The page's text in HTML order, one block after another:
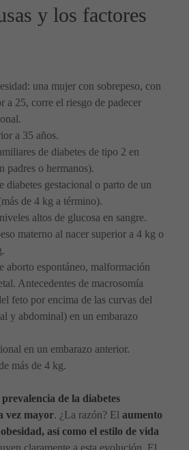
y los factores
una mujer con sobrepeso, con
a 25, corre el riesgo de padecer
a 35 años.
de diabetes de tipo 2 en
padres o hermanos).
diabetes gestacional o parto de un
de 4 kg a término).
altos de glucosa en sangre.
materno al nacer superior a 4 kg o
aborto espontáneo, malformación
Antecedentes de macrosomía
feto por encima de las curvas del
y abdominal) en un embarazo
en un embarazo anterior.
más de 4 kg.
de la diabetes
vez mayor. ¿La razón? El aumento
así como el estilo de vida
claramente a esta evolución. El